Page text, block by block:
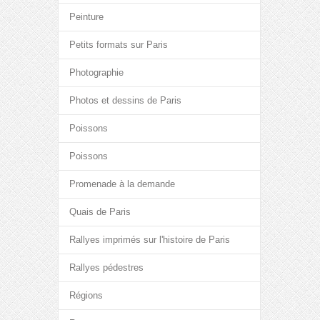
Peinture
Petits formats sur Paris
Photographie
Photos et dessins de Paris
Poissons
Poissons
Promenade à la demande
Quais de Paris
Rallyes imprimés sur l'histoire de Paris
Rallyes pédestres
Régions